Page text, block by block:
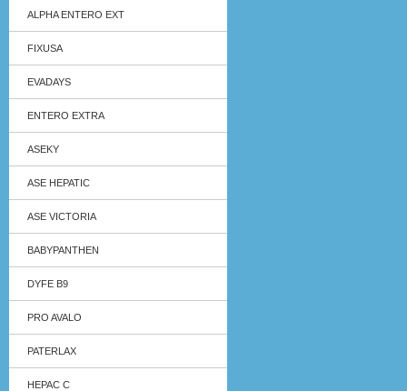
ALPHA ENTERO EXT
FIXUSA
EVADAYS
ENTERO EXTRA
ASEKY
ASE HEPATIC
ASE VICTORIA
BABYPANTHEN
DYFE B9
PRO AVALO
PATERLAX
HEPAC C